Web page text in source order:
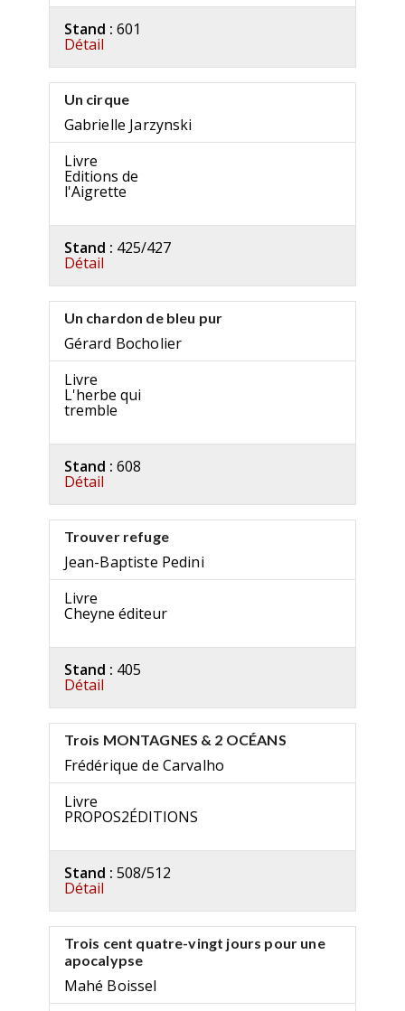
Stand : 601
Détail
Un cirque
Gabrielle Jarzynski
Livre
Editions de
l'Aigrette
Stand : 425/427
Détail
Un chardon de bleu pur
Gérard Bocholier
Livre
L'herbe qui
tremble
Stand : 608
Détail
Trouver refuge
Jean-Baptiste Pedini
Livre
Cheyne éditeur
Stand : 405
Détail
Trois MONTAGNES & 2 OCÉANS
Frédérique de Carvalho
Livre
PROPOS2ÉDITIONS
Stand : 508/512
Détail
Trois cent quatre-vingt jours pour une
apocalypse
Mahé Boissel